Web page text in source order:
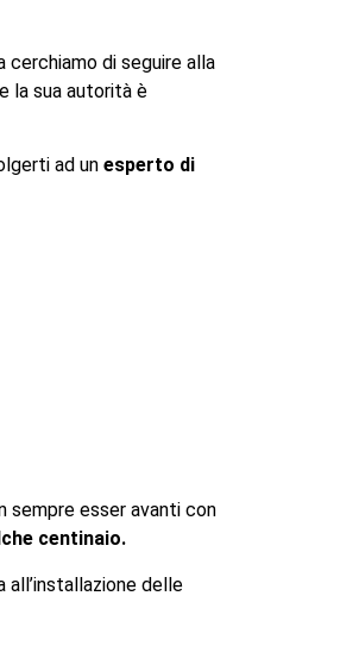
di seguire alla
la sua autorità è
ad un esperto di
sempre esser avanti con
centinaio.
delle